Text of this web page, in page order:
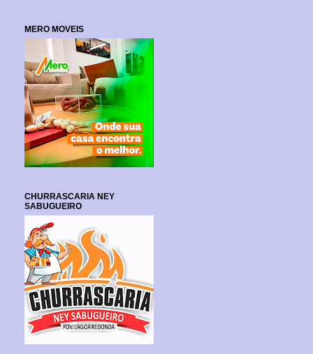
MERO MOVEIS
CHURRASCARIA NEY
SABUGUEIRO